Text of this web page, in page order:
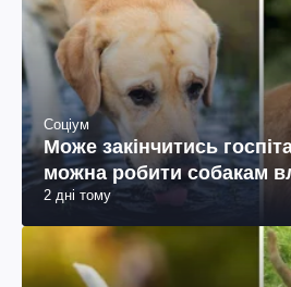
Соціум
Може закінчитись
можна робити собакам
2 дні тому